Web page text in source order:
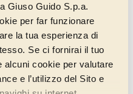
Giuso Guido S.p.a.
per far funzionare
la tua esperienza di
Se ci fornirai il tuo
cookie per valutare
e l’utilizzo del Sito e